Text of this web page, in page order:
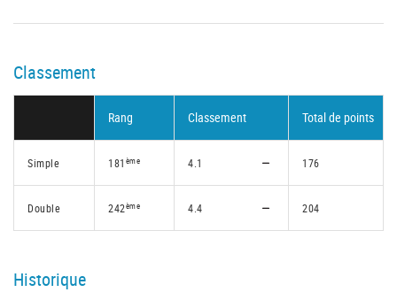
Classement
Rang Classement Total de points
Simple 181 ème 4.1 176
Double 242ème 4.4 204
Historique